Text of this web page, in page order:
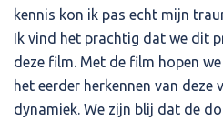
kennis kon ik pas echt mijn
Ik vind het prachtig dat we dit
deze film. Met de film hopen
het eerder herkennen van deze
dynamiek. We zijn blij dat de